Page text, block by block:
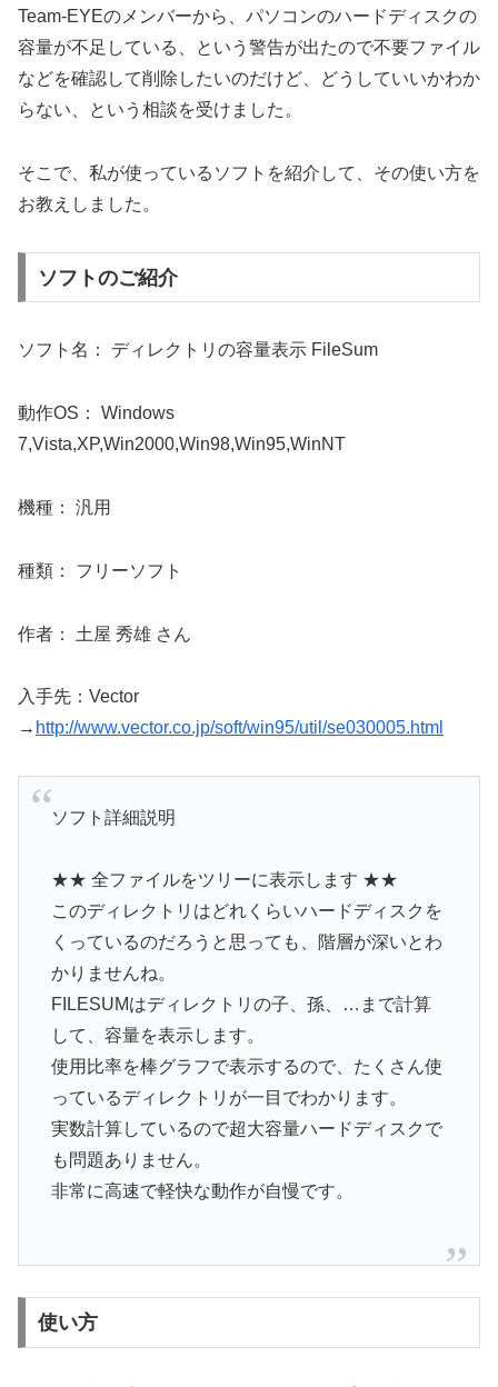
Team-EYEのメンバーから、パソコンのハードディスクの
容量が不足している、という警告が出たので不要ファイル
などを確認して削除したいのだけど、どうしていいかわか
らない、という相談を受けました。
そこで、私が使っているソフトを紹介して、その使い方を
お教えしました。
ソフトのご紹介
ソフト名： ディレクトリの容量表示 FileSum
動作OS： Windows
7,Vista,XP,Win2000,Win98,Win95,WinNT
機種： 汎用
種類： フリーソフト
作者： 土屋 秀雄 さん
入手先：Vector
→ http://www.vector.co.jp/soft/win95/util/se030005.html
ソフト詳細説明
★★ 全ファイルをツリーに表示します ★★
このディレクトリはどれくらいハードディスクを
くっているのだろうと思っても、階層が深いとわ
かりませんね。
FILESUMはディレクトリの子、孫、…まで計算
して、容量を表示します。
使用比率を棒グラフで表示するので、たくさん使
っているディレクトリが一目でわかります。
実数計算しているので超大容量ハードディスクで
も問題ありません。
非常に高速で軽快な動作が自慢です。
使い方